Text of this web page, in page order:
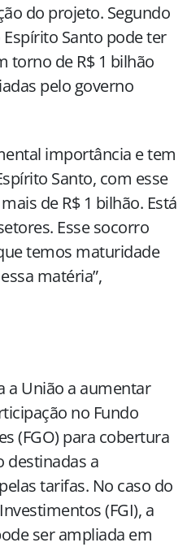
do projeto. Segundo
Santo pode ter
torno de R$ 1 bilhão
pelo governo
importância e tem
Santo, com esse
de R$ 1 bilhão. Está
Esse socorro
temos maturidade
matéria”,
a União a aumentar
no Fundo
(FGO) para cobertura
destinadas a
tarifas. No caso do
(FGI), a
ser ampliada em